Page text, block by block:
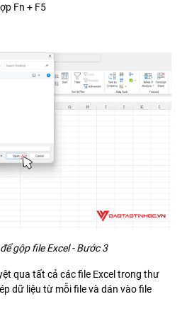
Fn + F5
gộp file Excel - Bước 3
qua tất cả các file Excel trong thư
dữ liệu từ mỗi file và dán vào file